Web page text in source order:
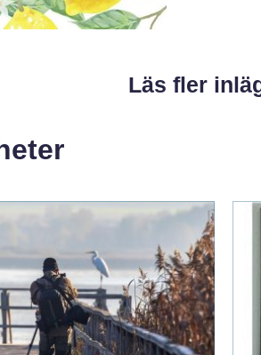
Läs fler